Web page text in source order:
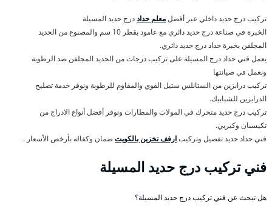
تركيب درج حديد داخلي عبر أفضلمعلم حداددرج حديد المسيلة
الخبرة في صناعة درج حديد دائري مع عامود بقطر 10 سم والمصنوع من الحديد
المجلفن بخبرة حداد درج حديد دائري.
يعمل فني حداد درج المسيلة على تركيب درجات من الحديد المجلفن ضد الرطوبة
ونعمل في صيانتها
تركيب درابزين من الستانلس ستيل القوي والمقاوم للرطوبة ونوفر خدمة تصليح
الدرابزين للشبابيك.
تركيب درج حديد متحرك في المولات والمطارات ونوفر أفضل أنواع الادراج من
تكيسبان وكيربي.
فني حداد حديد تفصيل وتركيبارفف تخزين بالكويتضمان وكفالة بأرخص الأسعار .
فني تركيب درج حديد المسيلة
هل تبحث عن فني تركيب درج حديد المسيلة؟